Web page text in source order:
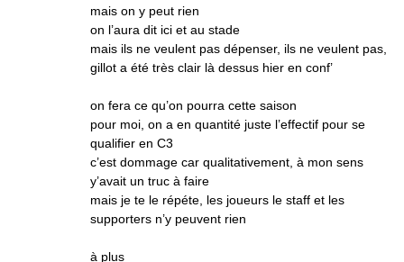
mais on y peut rien
on l’aura dit ici et au stade
mais ils ne veulent pas dépenser, ils ne veulent pas,
gillot a été très clair là dessus hier en conf’
on fera ce qu’on pourra cette saison
pour moi, on a en quantité juste l’effectif pour se
qualifier en C3
c’est dommage car qualitativement, à mon sens
y’avait un truc à faire
mais je te le répéte, les joueurs le staff et les
supporters n’y peuvent rien
à plus